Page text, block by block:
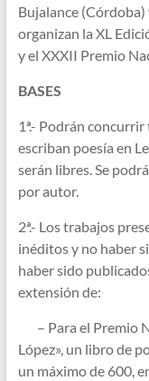
Bujalance (Córdoba)
organizan la XL
y el XXXII Premio
BASES
1ª.- Podrán
escriban poesía en
serán libres. Se
por autor.
2ª.- Los trabajos
inéditos y no haber
haber sido
extensión de:
– Para el Premio
López», un libro de
un máximo de 600,